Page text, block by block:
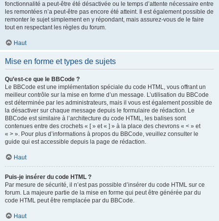
fonctionnalité a peut-être été désactivée ou le temps d’attente nécessaire entre
les remontées n’a peut-être pas encore été atteint. Il est également possible de
remonter le sujet simplement en y répondant, mais assurez-vous de le faire
tout en respectant les règles du forum.
Haut
Mise en forme et types de sujets
Qu’est-ce que le BBCode ?
Le BBCode est une implémentation spéciale du code HTML, vous offrant un
meilleur contrôle sur la mise en forme d’un message. L’utilisation du BBCode
est déterminée par les administrateurs, mais il vous est également possible de
la désactiver sur chaque message depuis le formulaire de rédaction. Le
BBCode est similaire à l’architecture du code HTML, les balises sont
contenues entre des crochets « [ » et « ] » à la place des chevrons « < » et
« > ». Pour plus d’informations à propos du BBCode, veuillez consulter le
guide qui est accessible depuis la page de rédaction.
Haut
Puis-je insérer du code HTML ?
Par mesure de sécurité, il n’est pas possible d’insérer du code HTML sur ce
forum. La majeure partie de la mise en forme qui peut être générée par du
code HTML peut être remplacée par du BBCode.
Haut